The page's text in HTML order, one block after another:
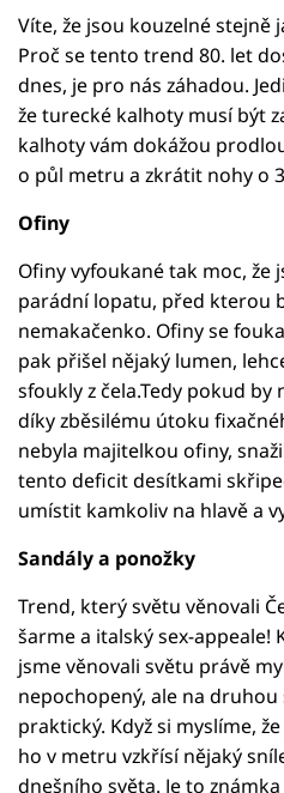
Víte, že jsou kouzelné stejně
Proč se tento trend 80. let
dnes, je pro nás záhadou.
že turecké kalhoty musí být
kalhoty vám dokážou
o půl metru a zkrátit nohy o
Ofiny
Ofiny vyfoukané tak moc, že
parádní lopatu, před kterou
nemakačenko. Ofiny se
pak přišel nějaký lumen,
sfoukly z čela.Tedy pokud
díky zběsilému útoku
nebyla majitelkou ofiny,
tento deficit desítkami
umístit kamkoliv na hlavě a
Sandály a ponožky
Trend, který světu věnovali
šarme a italský sex-
jsme věnovali světu právě
nepochopený, ale na
praktický. Když si myslíme,
ho v metru vzkřísí nějaký
dnešního světa. Je to